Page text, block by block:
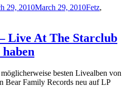
29, 2010March 29, 2010Fetz,
Live At The Starclub
besten Livealben von
Bear Family Records neu auf LP